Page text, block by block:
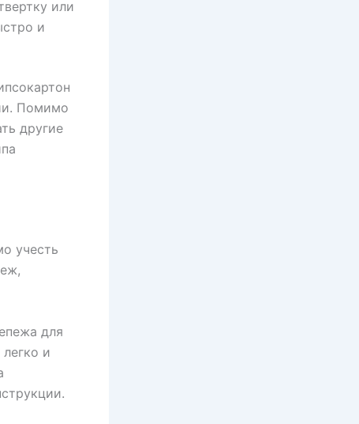
или
и
Помимо
другие
учесть
для
и